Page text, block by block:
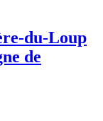
du-Loup
de